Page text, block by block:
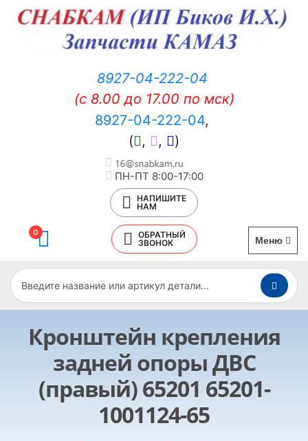
8927-04-222-04
(c 8.00 до 17.00 по мск)
8927-04-222-04,
(
, , )
ПН-ПТ 8:00-17:00
НАПИШИТЕ
НАМ
0
ОБРАТНЫЙ
ЗВОНОК
Меню
Кронштейн крепления
задней опоры ДВС
(правый) 65201 65201-
1001124-65